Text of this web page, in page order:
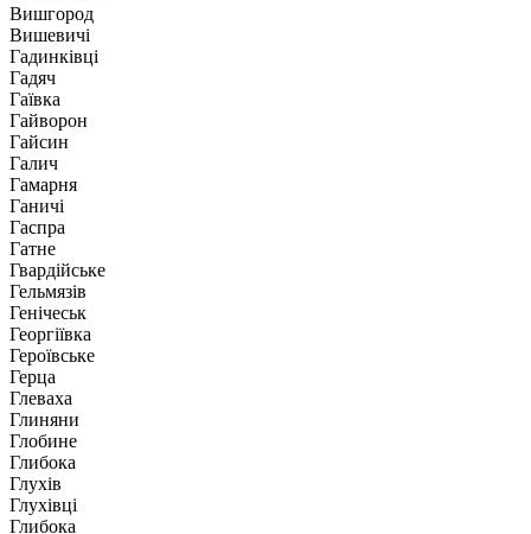
Вишгород
Вишевичі
Гадинківці
Гадяч
Гаївка
Гайворон
Гайсин
Галич
Гамарня
Ганичі
Гаспра
Гатне
Гвардійське
Гельмязів
Генічеськ
Георгіївка
Героївське
Герца
Глеваха
Глиняни
Глобине
Глибока
Глухів
Глухівці
Глибока